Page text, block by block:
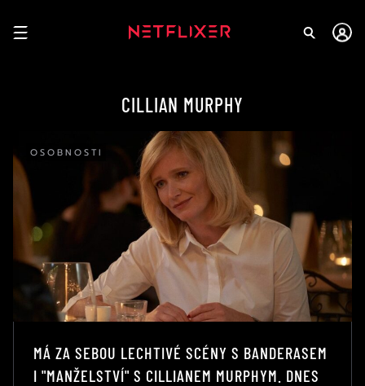
CILLIAN MURPHY
OSOBNOSTI
MÁ ZA SEBOU LECHTIVÉ SCÉNY S BANDERASEM
I "MANŽELSTVÍ" S CILLIANEM MURPHYM. DNES